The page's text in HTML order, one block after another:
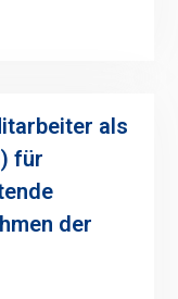
als
für
der